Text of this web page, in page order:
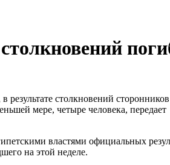
столкновений сторонников
мере, четыре человека, передает
властями официальных
на этой неделе.